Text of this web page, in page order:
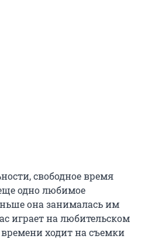
свободное время
одно любимое
она занималась им
играет на любительском
ходит на съемки